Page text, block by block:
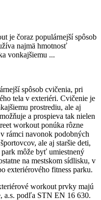
je čoraz populárnejší spôsob
najmä hmotnosť
vonkajšiemu ...
spôsob cvičenia, pri
tela v exteriéri. Cvičenie je
prostrediu, ale aj
a prospieva tak nielen
workout ponúka rôzne
rámci navonok podobných
ale aj staršie deti,
môže byť umiestnený
na mestskom sídlisku, v
exteriérového fitness parku.
workout prvky majú
a.s. podľa STN EN 16 630.